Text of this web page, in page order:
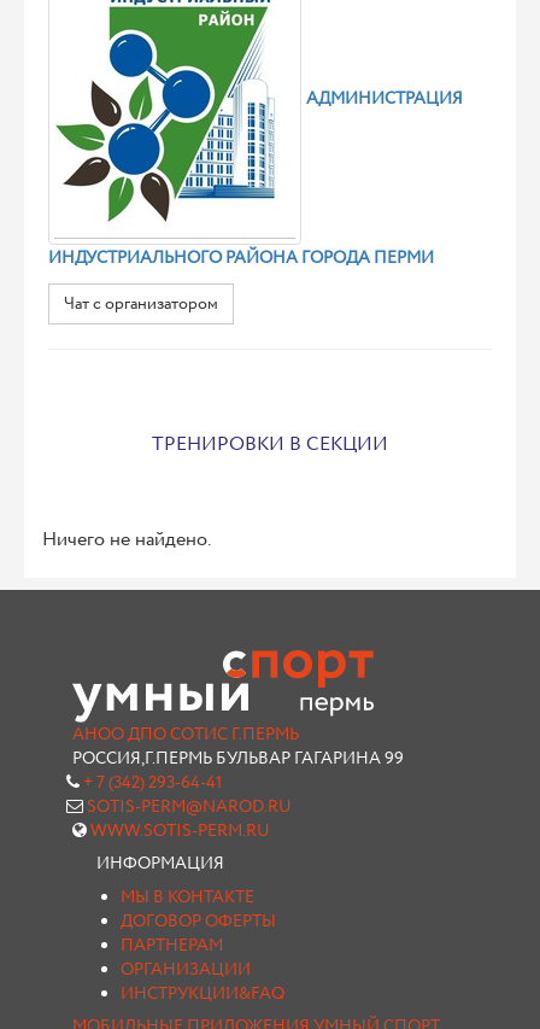
АДМИНИСТРАЦИЯ
ИНДУСТРИАЛЬНОГО РАЙОНА ГОРОДА ПЕРМИ
Чат с организатором
ТРЕНИРОВКИ В СЕКЦИИ
Ничего не найдено.
АНОО ДПО СОТИС Г.ПЕРМЬ
РОССИЯ,Г.ПЕРМЬ БУЛЬВАР ГАГАРИНА 99
+ 7 (342) 293-64-41
SOTIS-PERM@NAROD.RU
WWW.SOTIS-PERM.RU
ИНФОРМАЦИЯ
МЫ В КОНТАКТЕ
ДОГОВОР ОФЕРТЫ
ПАРТНЕРАМ
ОРГАНИЗАЦИИ
ИНСТРУКЦИИ&FAQ